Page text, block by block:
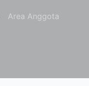
Area Anggota